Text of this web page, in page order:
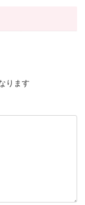
ります